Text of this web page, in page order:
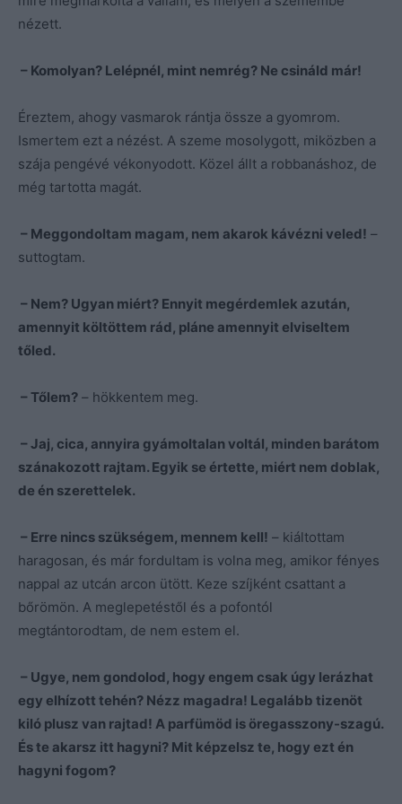
nézett.
– Komolyan? Lelépnél, mint nemrég? Ne csináld már!
Éreztem, ahogy vasmarok rántja össze a gyomrom.
Ismertem ezt a nézést. A szeme mosolygott, miközben a
szája pengévé vékonyodott. Közel állt a robbanáshoz, de
még tartotta magát.
– Meggondoltam magam, nem akarok kávézni veled! –
suttogtam.
– Nem? Ugyan miért? Ennyit megérdemlek azután,
amennyit költöttem rád, pláne amennyit elviseltem
tőled.
– Tőlem? – hökkentem meg.
– Jaj, cica, annyira gyámoltalan voltál, minden barátom
szánakozott rajtam. Egyik se értette, miért nem doblak,
de én szerettelek.
– Erre nincs szükségem, mennem kell! – kiáltottam
haragosan, és már fordultam is volna meg, amikor fényes
nappal az utcán arcon ütött. Keze szíjként csattant a
bőrömön. A meglepetéstől és a pofontól
megtántorodtam, de nem estem el.
– Ugye, nem gondolod, hogy engem csak úgy lerázhat
egy elhízott tehén? Nézz magadra! Legalább tizenöt
kiló plusz van rajtad! A parfümöd is öregasszony-szagú.
És te akarsz itt hagyni? Mit képzelsz te, hogy ezt én
hagyni fogom?